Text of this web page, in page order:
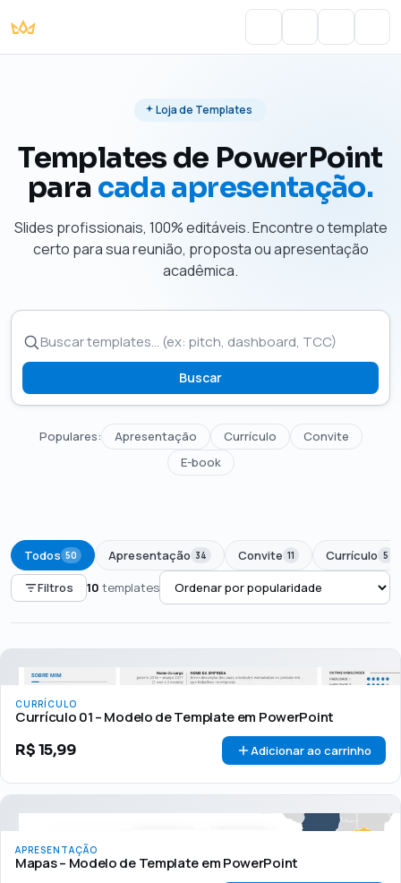
Loja de Templates
Templates de PowerPoint
para cada apresentação.
Slides profissionais, 100% editáveis. Encontre o template
certo para sua reunião, proposta ou apresentação
acadêmica.
Buscar
Populares: Apresentação Currículo
Convite
E-book
Todos 50 Apresentação 34 Convite 11 Currículo 5
Filtros 10 templates
PREÇO
Todos Até R$50 R$50 – R$100 Acima de R$100
OFERTA 🏷 Em promoção
CURRÍCULO
Currículo 01 – Modelo de Template em PowerPoint
R$15,99 Adicionar ao carrinho
APRESENTAÇÃO
Mapas – Modelo de Template em PowerPoint